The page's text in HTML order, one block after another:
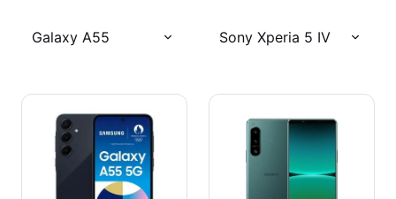
Galaxy A55 Sony Xperia 5 IV